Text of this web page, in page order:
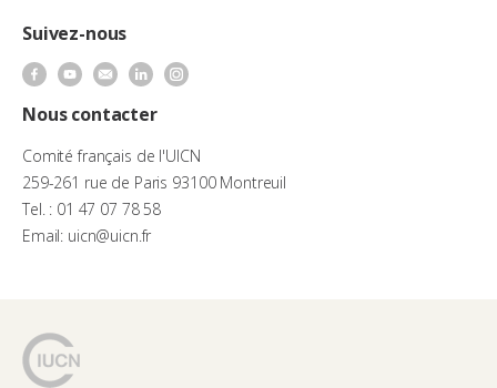
Suivez-nous
Nous contacter
Comité français de l'UICN
259-261 rue de Paris 93100 Montreuil
Tel. : 01 47 07 78 58
Email: uicn@uicn.fr